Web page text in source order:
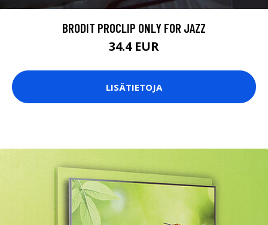
BRODIT PROCLIP ONLY FOR JAZZ
34.4 EUR
LISÄTIETOJA